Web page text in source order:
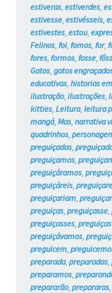
estiveras, estiverdes,
estivesse, estivésseis,
estivestes, estou,
Felinos, foi, fomos, for,
fores, formos, fosse,
Gatos, gatos
educativas, historias
ilustração, ilustrações,
kitties, Leitura, leitura
mangá, Mas, narrativa
quadrinhos,
preguiçadas,
preguiçamos,
preguiçáramos,
preguiçáreis,
preguiçariam,
preguiças, preguiçasse,
preguiçasses,
preguiçávamos,
preguicem,
preparada, preparadas,
preparamos,
prepararão, prepararas,